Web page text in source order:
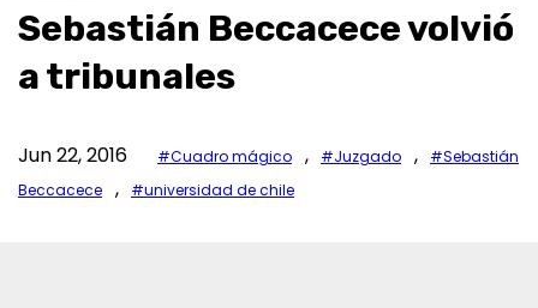
Sebastián Beccacece volvió
a tribunales
Jun 22, 2016 #Cuadro mágico , #Juzgado ,
#Sebastián
Beccacece
, #universidad de chile